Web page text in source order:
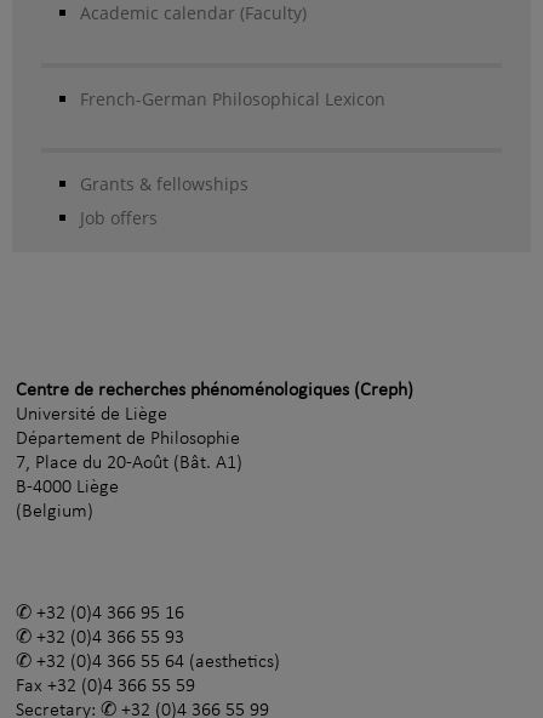
Academic calendar (Faculty)
French-German Philosophical Lexicon
Grants & fellowships
Job offers
Centre de recherches phénoménologiques (Creph)
Université de Liège
Département de Philosophie
7, Place du 20-Août (Bât. A1)
B-4000 Liège
(Belgium)
+32 (0)4 366 95 16
+32 (0)4 366 55 93
+32 (0)4 366 55 64 (aesthetics)
Fax +32 (0)4 366 55 59
Secretary:
+32 (0)4 366 55 99